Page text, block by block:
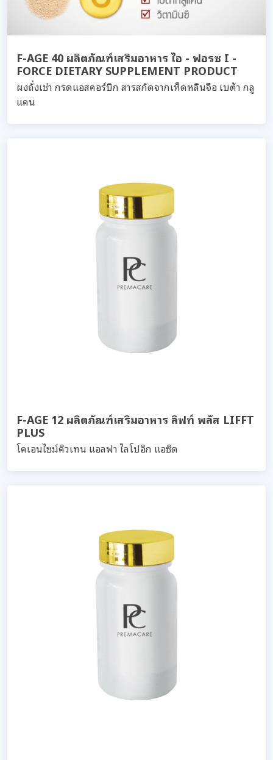
F-AGE 40 ผลิตภัณฑ์เสริมอาหาร ไอ - ฟอรซ I -
FORCE DIETARY SUPPLEMENT PRODUCT
ผงถั่งเช่า กรดแอสคอร์บิก สารสกัดจากเห็ดหลินจือ เบต้า กลู
แคน
F-AGE 12 ผลิตภัณฑ์เสริมอาหาร ลิฟท์ พลัส LIFFT
PLUS
โคเอนไซม์คิวเทน แอลฟา ไลโปอิก แอซิด